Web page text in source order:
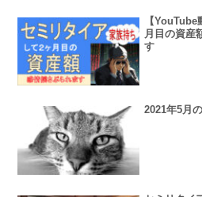
【
月目の資産
す
2021年5月